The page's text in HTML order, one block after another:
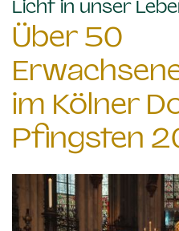
Licht in unser
Über 50
im Kölner
Pfingsten